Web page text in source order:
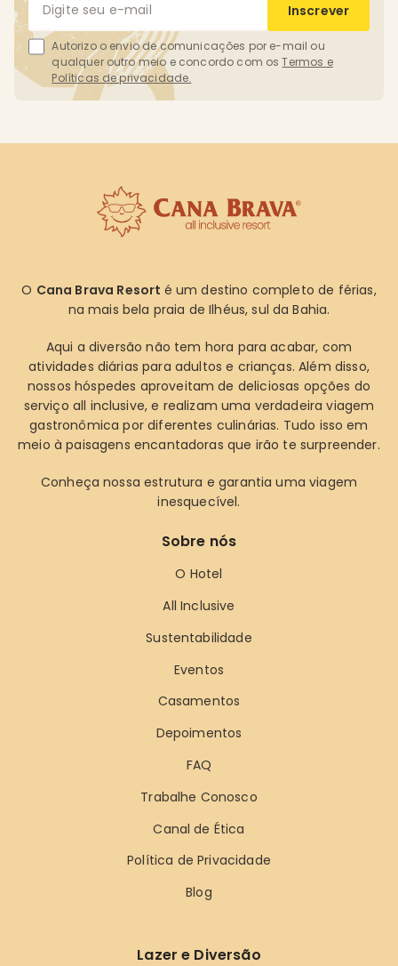
Inscrever
Autorizo o envio de comunicações por e-mail ou
qualquer outro meio e concordo com osTermos e
Políticas de privacidade.
O Cana Brava Resort é um destino completo de férias,
na mais bela praia de Ilhéus, sul da Bahia.
Aqui a diversão não tem hora para acabar, com
atividades diárias para adultos e crianças. Além disso,
nossos hóspedes aproveitam de deliciosas opções do
serviço all inclusive, e realizam uma verdadeira viagem
gastronômica por diferentes culinárias. Tudo isso em
meio à paisagens encantadoras que irão te surpreender.
Conheça nossa estrutura e garantia uma viagem
inesquecível.
Sobre nós
O Hotel
All Inclusive
Sustentabilidade
Eventos
Casamentos
Depoimentos
FAQ
Trabalhe Conosco
Canal de Ética
Política de Privacidade
Blog
Lazer e Diversão